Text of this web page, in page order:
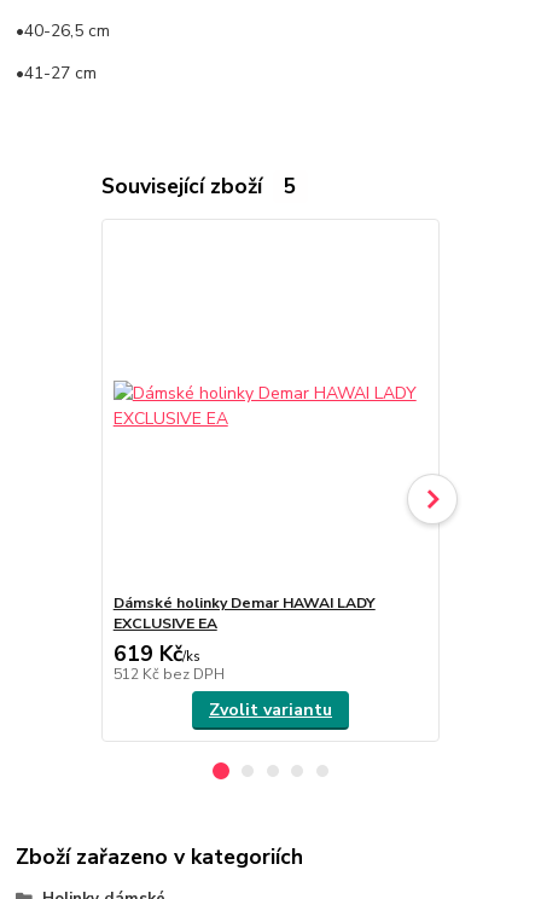
•40-26,5 cm
•41-27 cm
Související zboží 5
Dámské holinky Demar HAWAI LADY
EXCLUSIVE EA
619 Kč/ks
512 Kč bez DPH
Zvolit variantu
Zboží zařazeno v kategoriích